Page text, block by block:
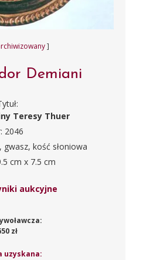
]
Demiani
Teresy Thuer
2046
gwasz, kość słoniowa
cm x 7.5 cm
aukcyjne
zł
uzyskana: